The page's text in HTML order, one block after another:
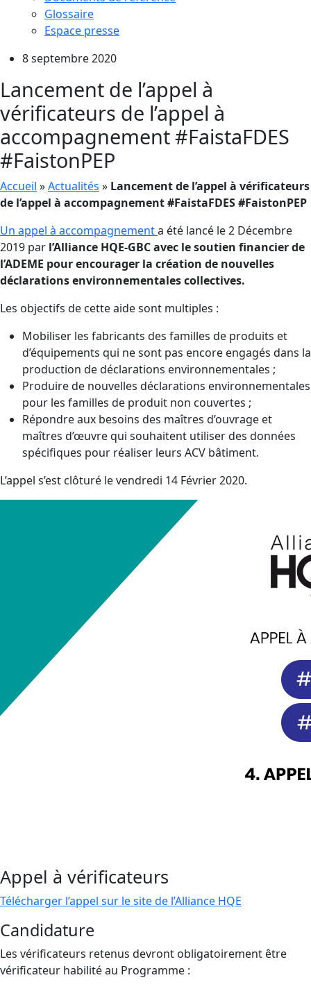
Glossaire
Espace presse
8 septembre 2020
Lancement de l’appel à
vérificateurs de l’appel à
accompagnement #FaistaFDES
#FaistonPEP
Accueil »Actualités » Lancement de l’appel à vérificateurs
de l’appel à accompagnement #FaistaFDES #FaistonPEP
Un appel à accompagnementa été lancé le 2 Décembre
2019 par l’Alliance HQE-GBC avec le soutien financier de
l’ADEME pour encourager la création de nouvelles
déclarations environnementales collectives.
Les objectifs de cette aide sont multiples :
Mobiliser les fabricants des familles de produits et
d’équipements qui ne sont pas encore engagés dans la
production de déclarations environnementales ;
Produire de nouvelles déclarations environnementales
pour les familles de produit non couvertes ;
Répondre aux besoins des maîtres d’ouvrage et
maîtres d’œuvre qui souhaitent utiliser des données
spécifiques pour réaliser leurs ACV bâtiment.
L’appel s’est clôturé le vendredi 14 Février 2020.
Appel à vérificateurs
Télécharger l’appel sur le site de l’Alliance HQE
Candidature
Les vérificateurs retenus devront obligatoirement être
vérificateur habilité au Programme :